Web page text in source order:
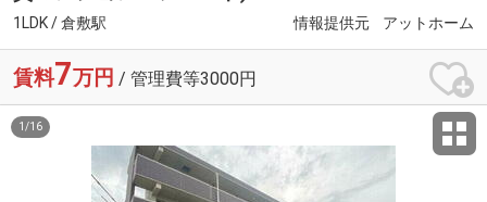
1LDK / 倉敷駅 情報提供元 アットホーム
賃料7万円 / 管理費等3000円
1 /16